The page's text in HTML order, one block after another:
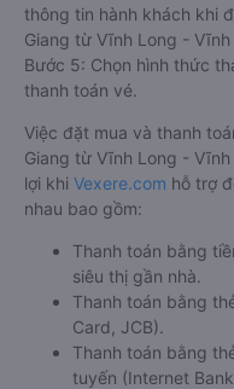
thông tin hành khách khi
Giang từ Vĩnh Long - Vĩnh
Bước 5: Chọn hình thức
thanh toán vé.
Việc đặt mua và thanh
Giang từ Vĩnh Long -
lợi khi Vexere.com hỗ trợ
nhau bao gồm:
Thanh toán bằng
siêu thị gần nhà.
Thanh toán bằng
Card, JCB).
Thanh toán bằng
tuyến (Internet